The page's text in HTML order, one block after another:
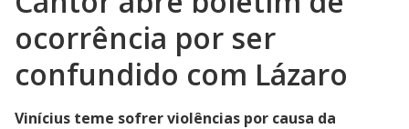
ocorrência por ser
confundido com Lázaro
Vinícius teme sofrer violências por causa da